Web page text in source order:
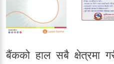
बैंकको हाल सबै क्षेत्रमा